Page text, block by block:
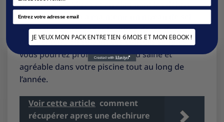
nettoyant les filtres et en éliminant les débris.
Cela contribuera à maintenir un niveau de sel
optimal et à prolonger la durée de vie de votre
équipement. En suivant ces conseils simples,
vous pourrez profiter d’une eau saine et
agréable dans votre piscine tout au long de
l’année.
Voir cette article comment
récupérer apres une dechirure
Email
JE VEUX MON PACK ENTRETIEN 6 MOIS ET MON EBOOK !